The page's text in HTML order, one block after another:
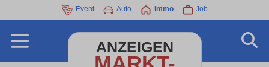
Event Auto Immo Job
ANZEIGEN